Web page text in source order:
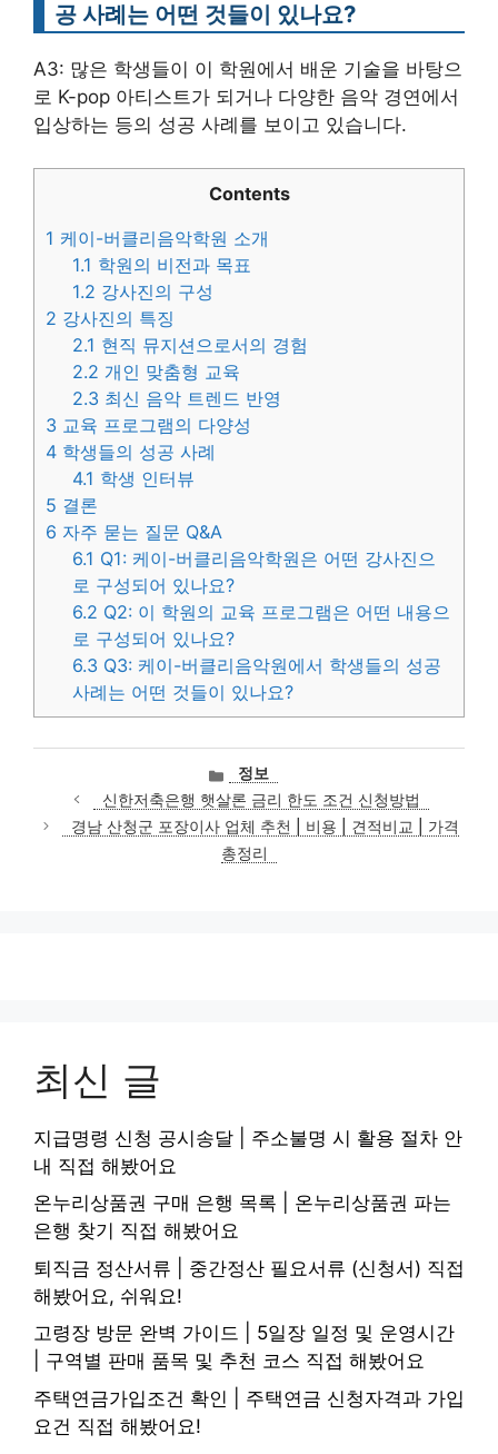
공 사례는 어떤 것들이 있나요?
A3: 많은 학생들이 이 학원에서 배운 기술을 바탕으
로 K-pop 아티스트가 되거나 다양한 음악 경연에서
입상하는 등의 성공 사례를 보이고 있습니다.
Contents
1 케이-버클리음악학원 소개
1.1 학원의 비전과 목표
1.2 강사진의 구성
2 강사진의 특징
2.1 현직 뮤지션으로서의 경험
2.2 개인 맞춤형 교육
2.3 최신 음악 트렌드 반영
3 교육 프로그램의 다양성
4 학생들의 성공 사례
4.1 학생 인터뷰
5 결론
6 자주 묻는 질문 Q&A
6.1 Q1: 케이-버클리음악학원은 어떤 강사진으
로 구성되어 있나요?
6.2 Q2: 이 학원의 교육 프로그램은 어떤 내용으
로 구성되어 있나요?
6.3 Q3: 케이-버클리음악원에서 학생들의 성공
사례는 어떤 것들이 있나요?
카
테
고
리
정보
신한저축은행 햇살론 금리 한도 조건 신청방법
경남 산청군 포장이사 업체 추천 | 비용 | 견적비교 | 가격
총정리
최신 글
지급명령 신청 공시송달 | 주소불명 시 활용 절차 안
내 직접 해봤어요
온누리상품권 구매 은행 목록 | 온누리상품권 파는
은행 찾기 직접 해봤어요
퇴직금 정산서류 | 중간정산 필요서류 (신청서) 직접
해봤어요, 쉬워요!
고령장 방문 완벽 가이드 | 5일장 일정 및 운영시간
| 구역별 판매 품목 및 추천 코스 직접 해봤어요
주택연금가입조건 확인 | 주택연금 신청자격과 가입
요건 직접 해봤어요!